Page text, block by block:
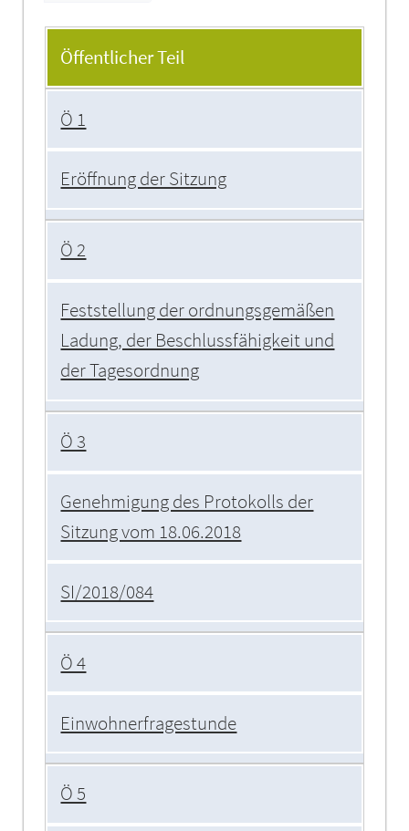
Tagesordnung
Öffentlicher Teil
Ö 1
Eröffnung der Sitzung
Ö 2
Feststellung der ordnungsgemäßen
Ladung, der Beschlussfähigkeit und
der Tagesordnung
Ö 3
Genehmigung des Protokolls der
Sitzung vom 18.06.2018
SI/2018/084
Ö 4
Einwohnerfragestunde
Ö 5